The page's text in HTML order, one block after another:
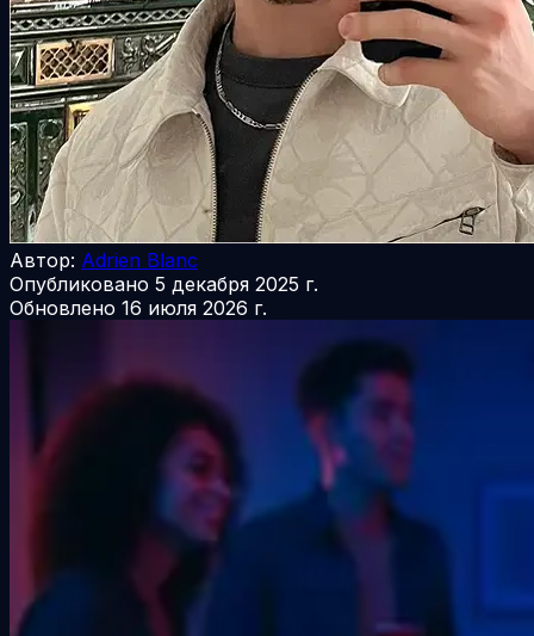
Автор: Adrien Blanc
Опубликовано 5 декабря 2025 г.
Обновлено 16 июля 2026 г.